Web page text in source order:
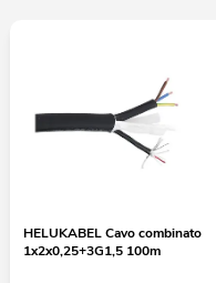
HELUKABEL Cavo combinato
1x2x0,25+3G1,5 100m